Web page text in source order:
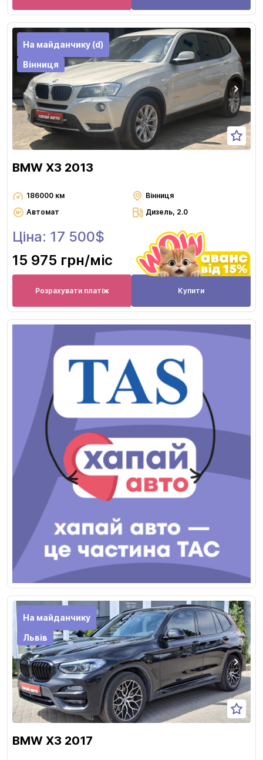
На майданчику (d)
Вінниця
BMW X3 2013
186000 км
Вінниця
Автомат
Дизель, 2.0
Ціна: 17 500$
15 975 грн/міс
Розрахувати платіж Купити
На майданчику
Львів
BMW X3 2017